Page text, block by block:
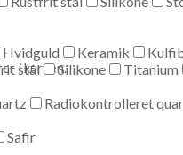
i kurven.
Hvidguld Keramik
stål Silikone Titanium
Radiokontrolleret
Safir